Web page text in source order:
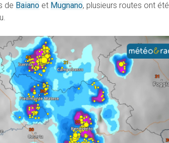
de Baiano et Mugnano, plusieurs routes ont été